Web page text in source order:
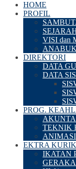
HOME
PROFIL
VISI dan
DIREKTORI
DATA
DATA
PROG.
TEKNIK
ANIMASI
EKTRA
IKATAN